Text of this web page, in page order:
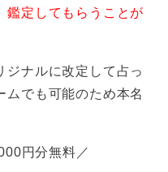
鑑定してもらうことが
ジナルに改定して占っ
ムでも可能のため本名
円分無料／